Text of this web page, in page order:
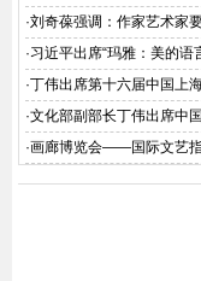
·刘奇葆强调：作家艺术家
·习近平出席“玛雅：美的语
·丁伟出席第十六届中国上
·文化部副部长丁伟出席中
·画廊博览会——国际文艺